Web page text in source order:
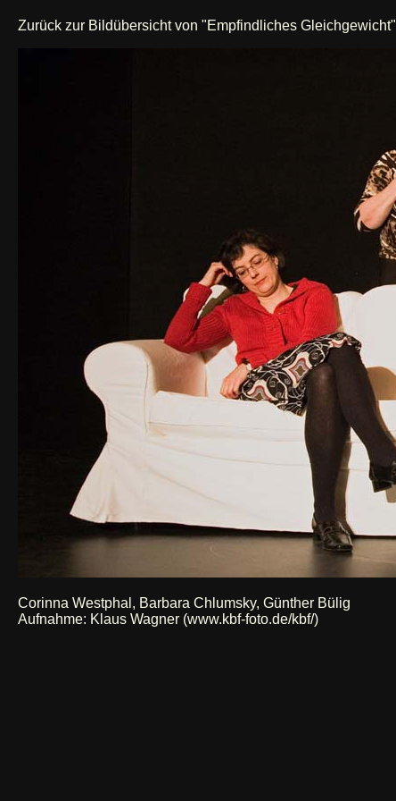
Zurück zur Bildübersicht von "Empfindliches Gleichgewicht"
Corinna Westphal, Barbara Chlumsky, Günther Bülig
Aufnahme: Klaus Wagner (www.kbf-foto.de/kbf/)